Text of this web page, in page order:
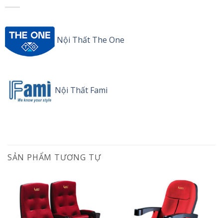
Nội Thất The One
Nội Thất Fami
SẢN PHẨM TƯƠNG TỰ